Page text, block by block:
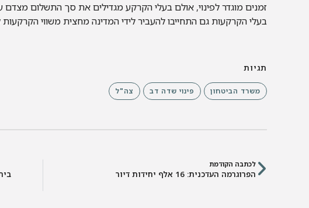
בעלי הקרקעות גם התחייבו להעביר לידי המדינה מחצית משווי
תגיות
משרד הביטחון פינוי שדה דב צה"ל
לכתבה הקודמת
הפרוגרמה העדכנית: 16 אלף יחידות דיור